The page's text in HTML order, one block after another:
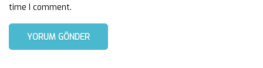
time I comment.